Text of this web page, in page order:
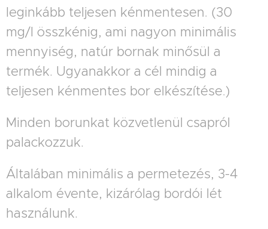
leginkább teljesen kénmentesen. (30
mg/l összkénig, ami nagyon minimális
mennyiség, natúr bornak minősül a
termék. Ugyanakkor a cél mindig a
teljesen kénmentes bor elkészítése.)
Minden borunkat közvetlenül csapról
palackozzuk.
Általában minimális a permetezés, 3-4
alkalom évente, kizárólag bordói lét
használunk.